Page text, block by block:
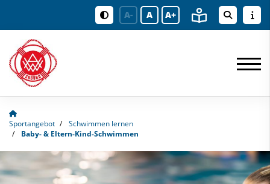
A- A A+
Sportangebot
Schwimmen lernen
Baby- & Eltern-Kind-Schwimmen